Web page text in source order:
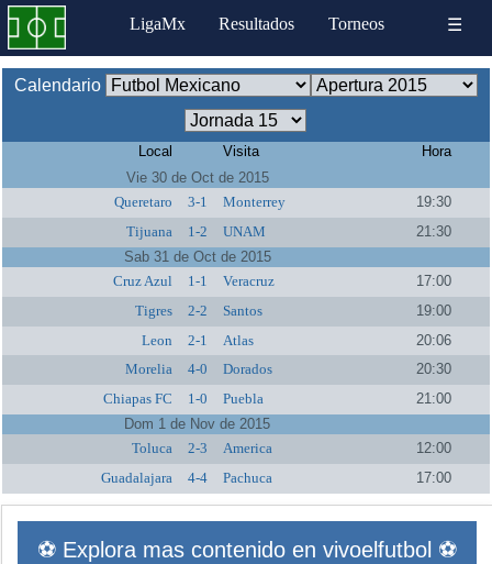
LigaMx Resultados Torneos ☰
Calendario
Local Visita
Hora
Vie 30 de Oct de 2015
Queretaro
3-1 Monterrey
19:30
Tijuana
1-2 UNAM
21:30
Sab 31 de Oct de 2015
Cruz Azul
1-1 Veracruz
17:00
Tigres
2-2 Santos
19:00
Leon
2-1 Atlas
20:06
Morelia
4-0 Dorados
20:30
Chiapas FC
1-0 Puebla
21:00
Dom 1 de Nov de 2015
Toluca
2-3 America
12:00
Guadalajara
4-4 Pachuca 17:00
⚽ Explora mas contenido en vivoelfutbol ⚽